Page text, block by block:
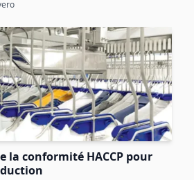
la conformité HACCP pour